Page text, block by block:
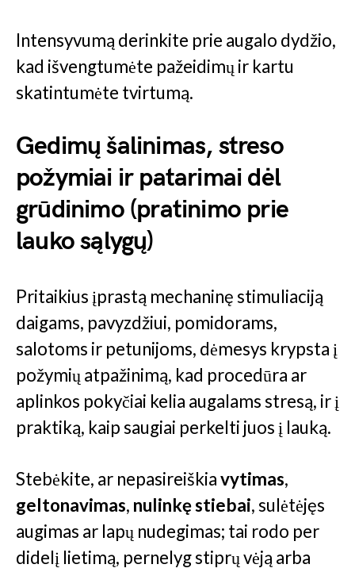
Intensyvumą derinkite prie augalo dydžio,
kad išvengtumėte pažeidimų ir kartu
skatintumėte tvirtumą.
Gedimų šalinimas, streso
požymiai ir patarimai dėl
grūdinimo (pratinimo prie
lauko sąlygų)
Pritaikius įprastą mechaninę stimuliaciją
daigams, pavyzdžiui, pomidorams,
salotoms ir petunijoms, dėmesys krypsta į
požymių atpažinimą, kad procedūra ar
aplinkos pokyčiai kelia augalams stresą, ir į
praktiką, kaip saugiai perkelti juos į lauką.
Stebėkite, ar nepasireiškiavytimas,
geltonavimas, nulinkę stiebai, sulėtėjęs
augimas ar lapų nudegimas; tai rodo per
didelį lietimą, pernelyg stiprų vėją arba